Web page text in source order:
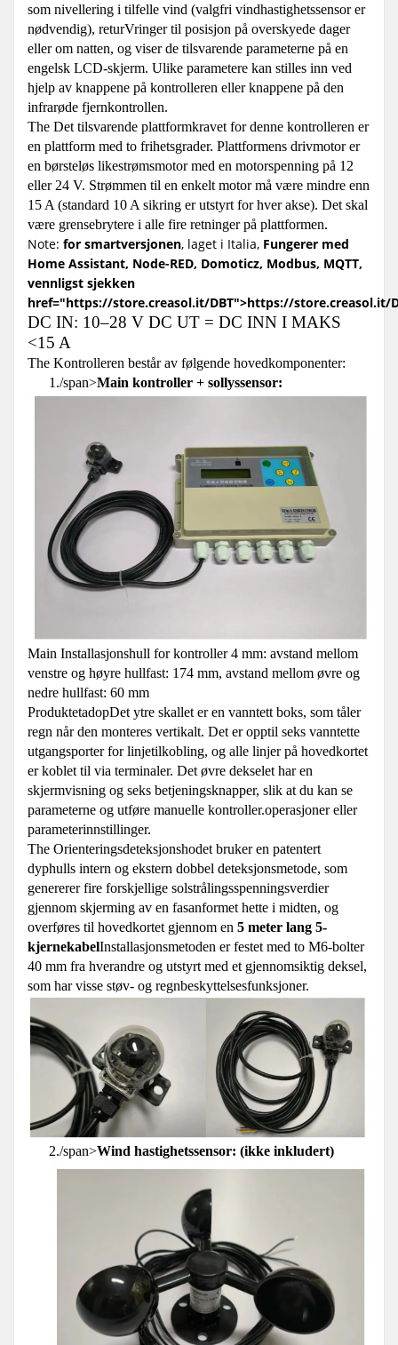
som nivellering i tilfelle vind (valgfri vindhastighetssensor er
nødvendig), returVringer til posisjon på overskyede dager
eller om natten, og viser de tilsvarende parameterne på en
engelsk LCD-skjerm. Ulike parametere kan stilles inn ved
hjelp av knappene på kontrolleren eller knappene på den
infrarøde fjernkontrollen.
The Det tilsvarende plattformkravet for denne kontrolleren er
en plattform med to frihetsgrader. Plattformens drivmotor er
en børsteløs likestrømsmotor med en motorspenning på 12
eller 24 V. Strømmen til en enkelt motor må være mindre enn
15 A (standard 10 A sikring er utstyrt for hver akse). Det skal
være grensebrytere i alle fire retninger på plattformen.
Note: for smartversjonen, laget i Italia, Fungerer med
Home Assistant, Node-RED, Domoticz, Modbus, MQTT,
vennligst sjekken
href="https://store.creasol.it/DBT">https://store.creasol.it/
DC IN: 10–28 V DC UT = DC INN I MAKS
<15 A
The Kontrolleren består av følgende hovedkomponenter:
1./span>Main kontroller + sollyssensor:
Main Installasjonshull for kontroller 4 mm: avstand mellom
venstre og høyre hullfast: 174 mm, avstand mellom øvre og
nedre hullfast: 60 mm
ProduktetadopDet ytre skallet er en vanntett boks, som tåler
regn når den monteres vertikalt. Det er opptil seks vanntette
utgangsporter for linjetilkobling, og alle linjer på hovedkortet
er koblet til via terminaler. Det øvre dekselet har en
skjermvisning og seks betjeningsknapper, slik at du kan se
parameterne og utføre manuelle kontroller.operasjoner eller
parameterinnstillinger.
The Orienteringsdeteksjonshodet bruker en patentert
dyphulls intern og ekstern dobbel deteksjonsmetode, som
genererer fire forskjellige solstrålingsspenningsverdier
gjennom skjerming av en fasanformet hette i midten, og
overføres til hovedkortet gjennom en 5 meter lang 5-
kjernekabelInstallasjonsmetoden er festet med to M6-bolter
40 mm fra hverandre og utstyrt med et gjennomsiktig deksel,
som har visse støv- og regnbeskyttelsesfunksjoner.
2./span>Wind hastighetssensor: (ikke inkludert)